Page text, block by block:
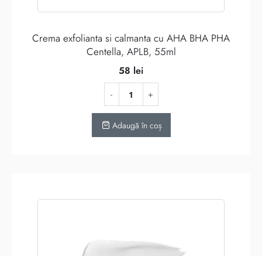
Crema exfolianta si calmanta cu AHA BHA PHA
Centella, APLB, 55ml
58 lei
Adaugă în coș